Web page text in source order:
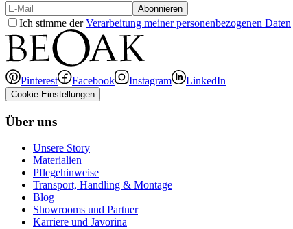
Abonnieren
Ich stimme derVerarbeitung meiner personenbezogenen Daten
Pinterest Facebook Instagram LinkedIn
Cookie-Einstellungen
Über uns
Unsere Story
Materialien
Pflegehinweise
Transport, Handling & Montage
Blog
Showrooms und Partner
Karriere und Javorina